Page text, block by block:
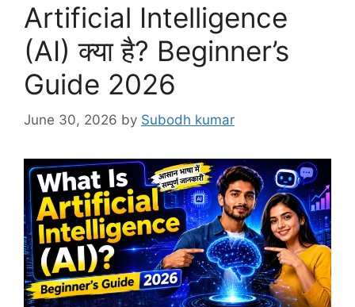
Artificial Intelligence
(AI) क्या है? Beginner’s
Guide 2026
June 30, 2026 by Subodh kumar